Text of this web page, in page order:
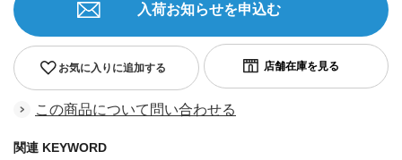
お気に入りに追加する
入荷お知らせを申込む
この商品について問い合わせる
関連 KEYWORD